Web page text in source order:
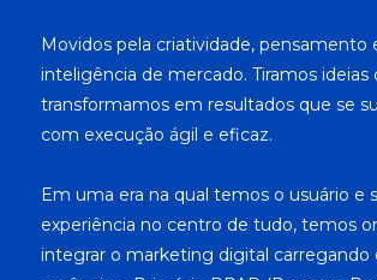
Movidos pela criatividade, pensamento
inteligência de mercado. Tiramos ideias
transformamos em resultados que se
com execução ágil e eficaz.
Em uma era na qual temos o usuário e
experiência no centro de tudo, temos
integrar o marketing digital carregando